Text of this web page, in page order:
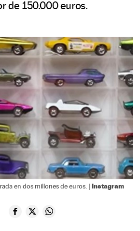
de 150.000 euros.
en dos millones de euros. | Instagram